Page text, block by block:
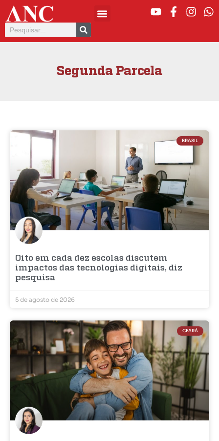
Segunda Parcela
BRASIL
Oito em cada dez escolas discutem
impactos das tecnologias digitais, diz
pesquisa
5 de agosto de 2026
CEARÁ